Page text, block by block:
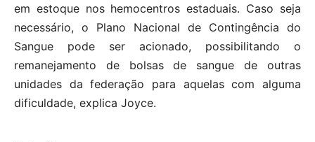
em estoque nos hemocentros estaduais. Caso seja
necessário, o Plano Nacional de Contingência do
Sangue pode ser acionado, possibilitando o
remanejamento de bolsas de sangue de outras
unidades da federação para aquelas com alguma
dificuldade, explica Joyce.